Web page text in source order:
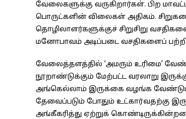
வேலைகளுக்கு வருகிறார்கள். பிற
பொருட்களின் விலைகள் அதிகம்.
தொழிலாளர்களுக்குச் சிறுசிறு
மனோபாவம் அடிப்படை வசதிகளைப்
வேலைத்தளத்தில் ‘அமரும் உரிமை’
நூறாண்டுக்கும் மேற்பட்ட வரலாறு
அங்கெல்லாம் இருக்கை வழங்க
தேவைப்படும் போதும் உட்கார்வதற்கு
அங்கீகரித்து ஏற்றுக்